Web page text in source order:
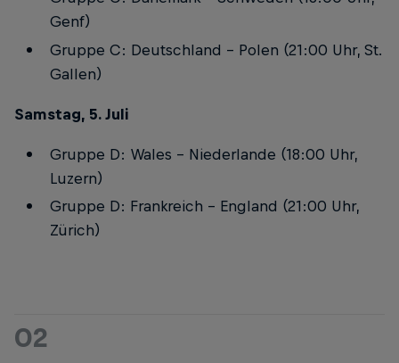
Genf)
Gruppe C: Deutschland – Polen (21:00 Uhr, St.
Gallen)
Samstag, 5. Juli
Gruppe D: Wales – Niederlande (18:00 Uhr,
Luzern)
Gruppe D: Frankreich – England (21:00 Uhr,
Zürich)
02